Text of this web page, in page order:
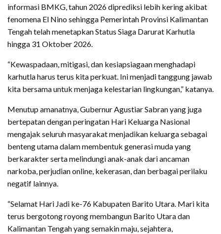
informasi BMKG, tahun 2026 diprediksi lebih kering akibat
fenomena El Nino sehingga Pemerintah Provinsi Kalimantan
Tengah telah menetapkan Status Siaga Darurat Karhutla
hingga 31 Oktober 2026.
“Kewaspadaan, mitigasi, dan kesiapsiagaan menghadapi
karhutla harus terus kita perkuat. Ini menjadi tanggung jawab
kita bersama untuk menjaga kelestarian lingkungan,” katanya.
Menutup amanatnya, Gubernur Agustiar Sabran yang juga
bertepatan dengan peringatan Hari Keluarga Nasional
mengajak seluruh masyarakat menjadikan keluarga sebagai
benteng utama dalam membentuk generasi muda yang
berkarakter serta melindungi anak-anak dari ancaman
narkoba, perjudian online, kekerasan, dan berbagai perilaku
negatif lainnya.
“Selamat Hari Jadi ke-76 Kabupaten Barito Utara. Mari kita
terus bergotong royong membangun Barito Utara dan
Kalimantan Tengah yang semakin maju, sejahtera,